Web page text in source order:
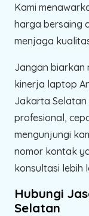
Kami
harga bersaing
menjaga
Jangan biarkan
kinerja laptop
Jakarta Selatan
profesional,
mengunjungi
nomor kontak
konsultasi lebih
Hubungi
Selatan